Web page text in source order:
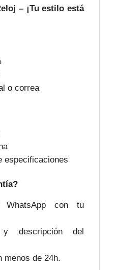
– ¡Tu estilo está
o correa
especificaciones
WhatsApp con tu
descripción del
menos de 24h.